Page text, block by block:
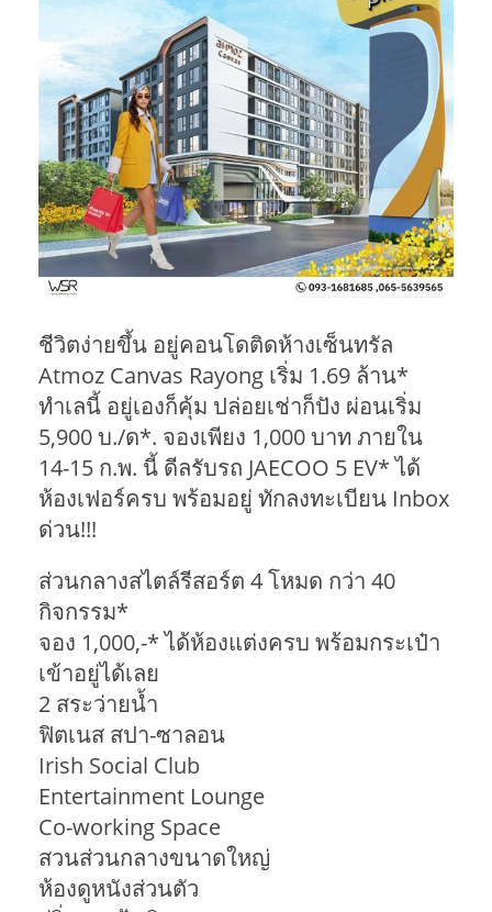
ชีวิตง่ายขึ้น อยู่คอนโดติดห้างเซ็นทรัล
Atmoz Canvas Rayong เริ่ม 1.69 ล้าน*
ทำเลนี้ อยู่เองก็คุ้ม ปล่อยเช่าก็ปัง ผ่อนเริ่ม
5,900 บ./ด*. จองเพียง 1,000 บาท ภายใน
14-15 ก.พ. นี้ ดีลรับรถ JAECOO 5 EV* ได้
ห้องเฟอร์ครบ พร้อมอยู่ ทักลงทะเบียน Inbox
ด่วน!!!
ส่วนกลางสไตล์รีสอร์ต 4 โหมด กว่า 40
กิจกรรม*
จอง 1,000,-* ได้ห้องแต่งครบ พร้อมกระเป๋า
เข้าอยู่ได้เลย
2 สระว่ายน้ำ
ฟิตเนส สปา-ซาลอน
Irish Social Club
Entertainment Lounge
Co-working Space
สวนส่วนกลางขนาดใหญ่
ห้องดูหนังส่วนตัว